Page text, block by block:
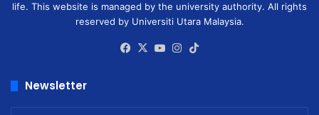
life. This website is managed by the university authority. All rights
reserved by Universiti Utara Malaysia.
Facebook
X YouTubeInstagram
Newsletter